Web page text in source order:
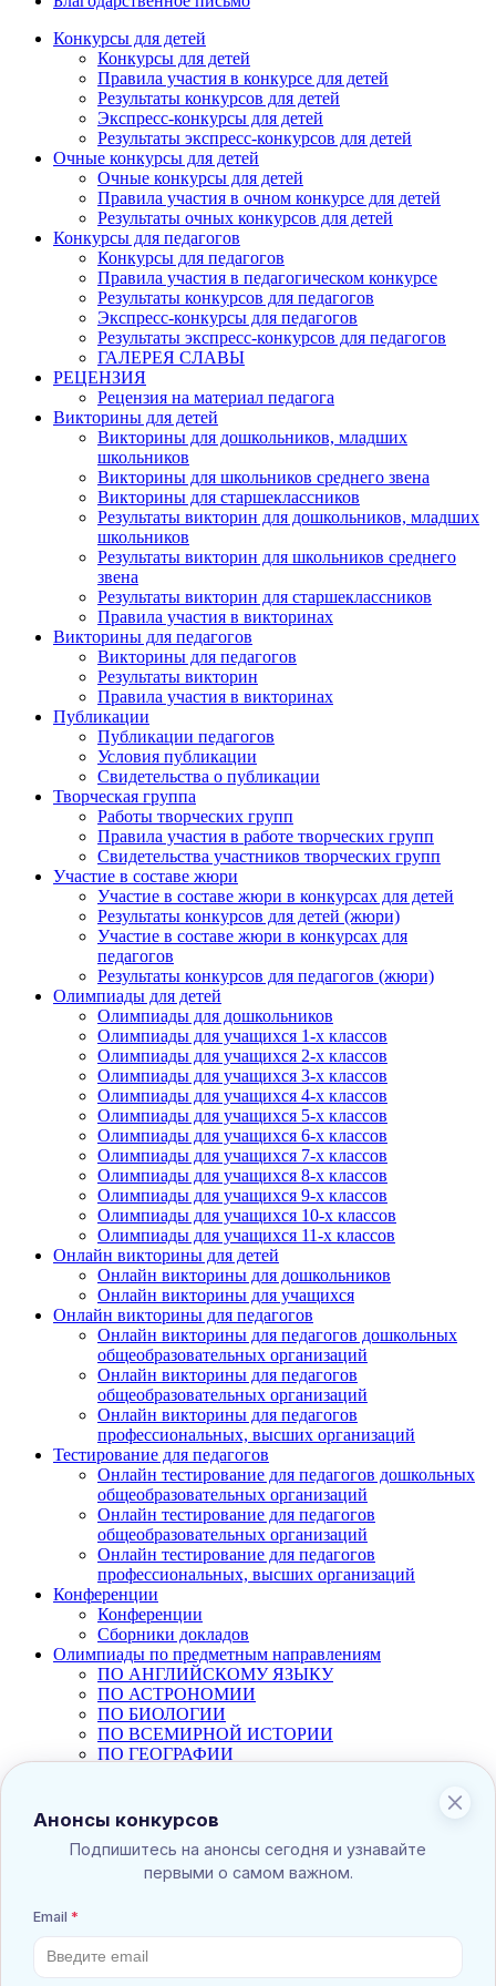
Конкурсы для детей
Конкурсы для детей
Правила участия в конкурсе для детей
Результаты конкурсов для детей
Экспресс-конкурсы для детей
Результаты экспресс-конкурсов для детей
Очные конкурсы для детей
Очные конкурсы для детей
Правила участия в очном конкурсе для детей
Результаты очных конкурсов для детей
Конкурсы для педагогов
Конкурсы для педагогов
Правила участия в педагогическом конкурсе
Результаты конкурсов для педагогов
Экспресс-конкурсы для педагогов
Результаты экспресс-конкурсов для педагогов
ГАЛЕРЕЯ СЛАВЫ
РЕЦЕНЗИЯ
Рецензия на материал педагога
Викторины для детей
Викторины для дошкольников, младших
школьников
Викторины для школьников среднего звена
Викторины для старшеклассников
Результаты викторин для дошкольников, младших
школьников
Результаты викторин для школьников среднего
звена
Результаты викторин для старшеклассников
Правила участия в викторинах
Викторины для педагогов
Викторины для педагогов
Результаты викторин
Правила участия в викторинах
Публикации
Публикации педагогов
Условия публикации
Свидетельства о публикации
Творческая группа
Работы творческих групп
Правила участия в работе творческих групп
Свидетельства участников творческих групп
Участие в составе жюри
Участие в составе жюри в конкурсах для детей
Результаты конкурсов для детей (жюри)
Участие в составе жюри в конкурсах для
педагогов
Результаты конкурсов для педагогов (жюри)
Олимпиады для детей
Олимпиады для дошкольников
Олимпиады для учащихся 1-х классов
Олимпиады для учащихся 2-х классов
Олимпиады для учащихся 3-х классов
Олимпиады для учащихся 4-х классов
Олимпиады для учащихся 5-х классов
Олимпиады для учащихся 6-х классов
Олимпиады для учащихся 7-х классов
Олимпиады для учащихся 8-х классов
Олимпиады для учащихся 9-х классов
Олимпиады для учащихся 10-х классов
Олимпиады для учащихся 11-х классов
Онлайн викторины для детей
Онлайн викторины для дошкольников
Онлайн викторины для учащихся
Онлайн викторины для педагогов
Онлайн викторины для педагогов дошкольных
общеобразовательных организаций
Онлайн викторины для педагогов
общеобразовательных организаций
Онлайн викторины для педагогов
профессиональных, высших организаций
Тестирование для педагогов
Онлайн тестирование для педагогов дошкольных
общеобразовательных организаций
Онлайн тестирование для педагогов
общеобразовательных организаций
Онлайн тестирование для педагогов
профессиональных, высших организаций
Конференции
Конференции
Сборники докладов
Олимпиады по предметным направлениям
ПО АНГЛИЙСКОМУ ЯЗЫКУ
ПО АСТРОНОМИИ
ПО БИОЛОГИИ
ПО ВСЕМИРНОЙ ИСТОРИИ
ПО ГЕОГРАФИИ
ПО ИСТОРИИ
ПО ЛИТЕРАТУРЕ
ПО ЛОГОПЕДИИ
ПО МАТЕМАТИКЕ
ПО ОКРУЖАЮЩЕМУ МИРУ